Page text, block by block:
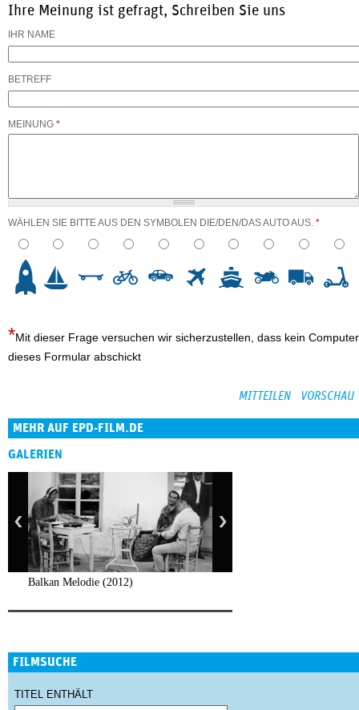
Ihre Meinung ist gefragt, Schreiben Sie uns
IHR NAME
BETREFF
MEINUNG *
WÄHLEN SIE BITTE AUS DEN SYMBOLEN DIE/DEN/DAS AUTO AUS. *
Mit dieser Frage versuchen wir sicherzustellen, dass kein Computer
dieses Formular abschickt
MEHR AUF EPD-FILM.DE
GALERIEN
Balkan Melodie (2012)
FILMSUCHE
TITEL ENTHÄLT